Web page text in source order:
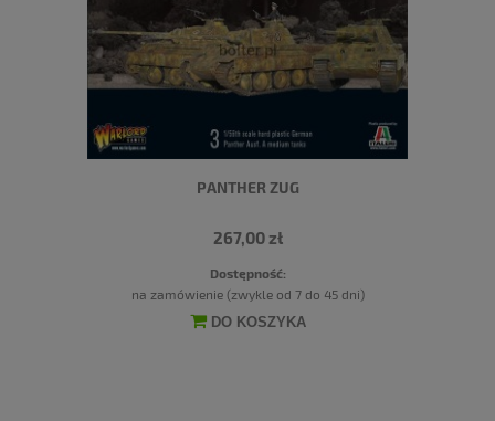
PANTHER ZUG
267,00 zł
Dostępność:
na zamówienie (zwykle od 7 do 45 dni)
DO KOSZYKA